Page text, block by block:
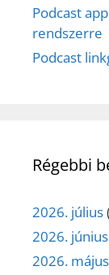
Podcast
rendszerre
Podcast
Régebbi
2026. július
2026. június
2026. május